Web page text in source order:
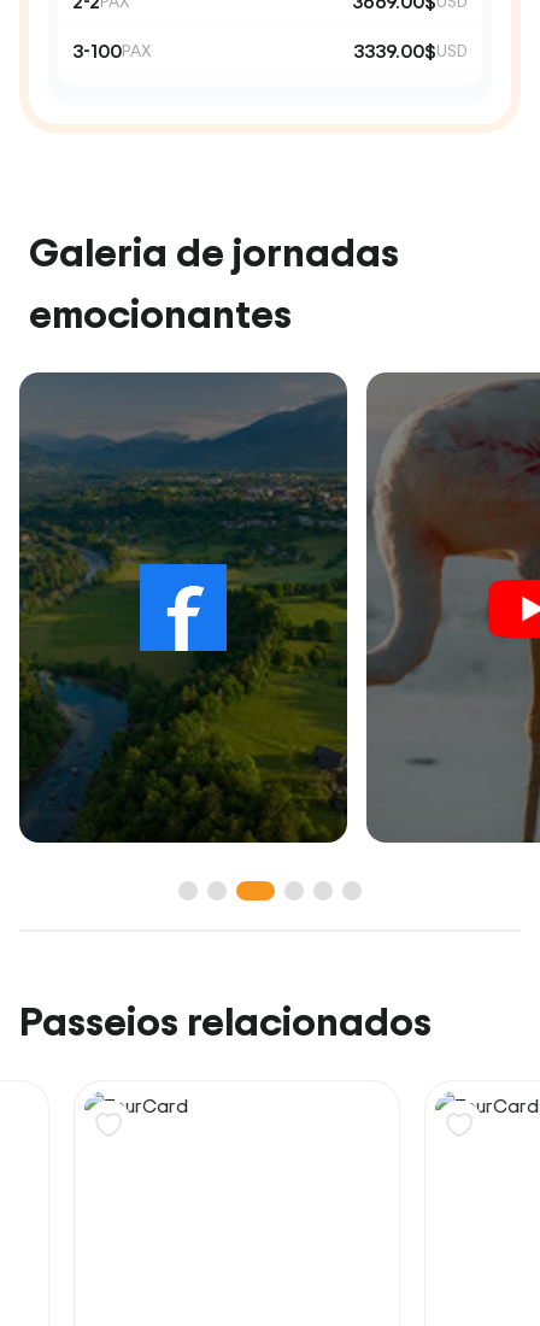
3-100PAX 3339.00$USD
Galeria de jornadas
emocionantes
Passeios relacionados